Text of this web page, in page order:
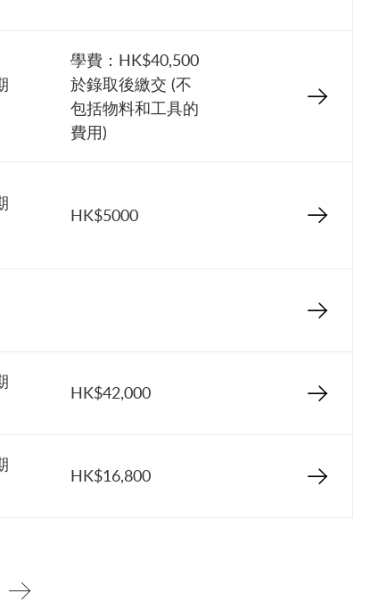
學費：HK$40,500
於錄取後繳交 (不
包括物料和工具的
費用)
HK$5000
HK$42,000
HK$16,800